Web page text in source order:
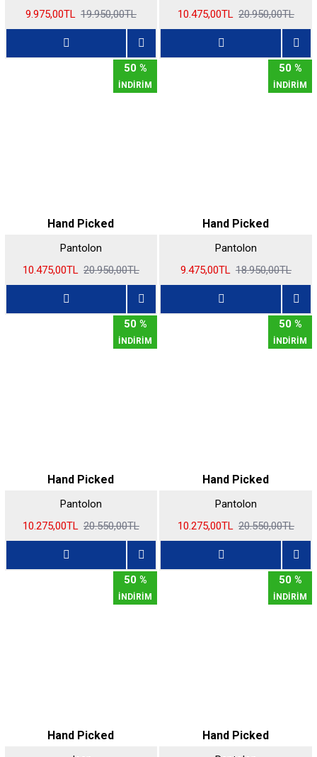
9.975,00TL 19.950,00TL
10.475,00TL 20.950,00TL
İNDİRİM
50 %
Hand Picked
Pantolon
10.475,00TL 20.950,00TL
İNDİRİM
50 %
Hand Picked
Pantolon
9.475,00TL 18.950,00TL
İNDİRİM
50 %
Hand Picked
Pantolon
10.275,00TL 20.550,00TL
İNDİRİM
50 %
Hand Picked
Pantolon
10.275,00TL 20.550,00TL
İNDİRİM
50 %
Hand Picked
İNDİRİM
50 %
Hand Picked